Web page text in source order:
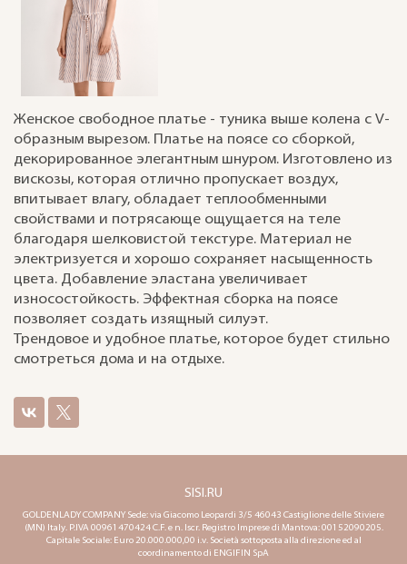
Женское свободное платье - туника выше колена с V-
образным вырезом. Платье на поясе со сборкой,
декорированное элегантным шнуром. Изготовлено из
вискозы, которая отлично пропускает воздух,
впитывает влагу, обладает теплообменными
свойствами и потрясающе ощущается на теле
благодаря шелковистой текстуре. Материал не
электризуется и хорошо сохраняет насыщенность
цвета. Добавление эластана увеличивает
износостойкость. Эффектная сборка на поясе
позволяет создать изящный силуэт.
Трендовое и удобное платье, которое будет стильно
смотреться дома и на отдыхе.
SISI.RU
GOLDENLADY COMPANY Sede: via Giacomo Leopardi 3/5 46043 Castiglione delle Stiviere
(MN) Italy. P.IVA 00961470424 C.F. e n. Iscr. Registro Imprese di Mantova: 00152090205.
Capitale Sociale: Euro 20.000.000,00 i.v. Società sottoposta alla direzione ed al
coordinamento di ENGIFIN SpA